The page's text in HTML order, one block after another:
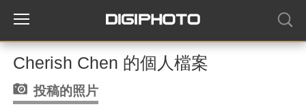
Cherish Chen 的個人檔案
投稿的照片